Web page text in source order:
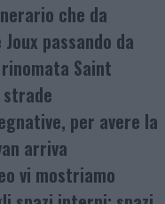
che da
passando da
Saint
per avere la
arriva
vi mostriamo